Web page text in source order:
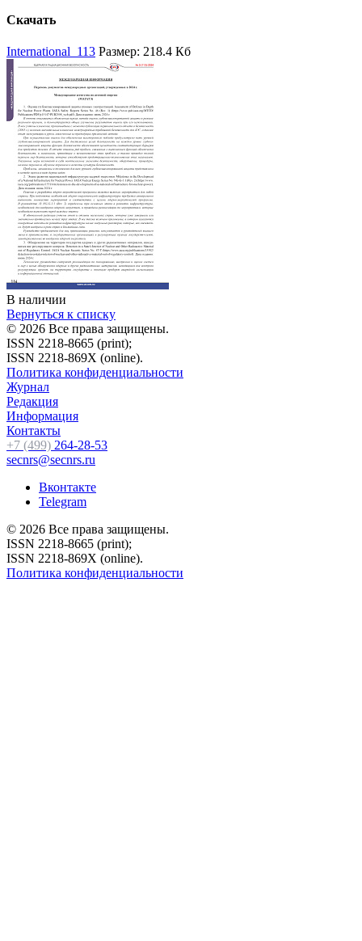
Скачать
International_113 Размер: 218.4 Кб
В наличии
Вернуться к списку
© 2026 Все права защищены.
ISSN 2218-8665 (print);
ISSN 2218-869X (online).
Политика конфиденциальности
Журнал
Редакция
Информация
Контакты
+7 (499) 264-28-53
secnrs@secnrs.ru
Вконтакте
Telegram
© 2026 Все права защищены.
ISSN 2218-8665 (print);
ISSN 2218-869X (online).
Политика конфиденциальности